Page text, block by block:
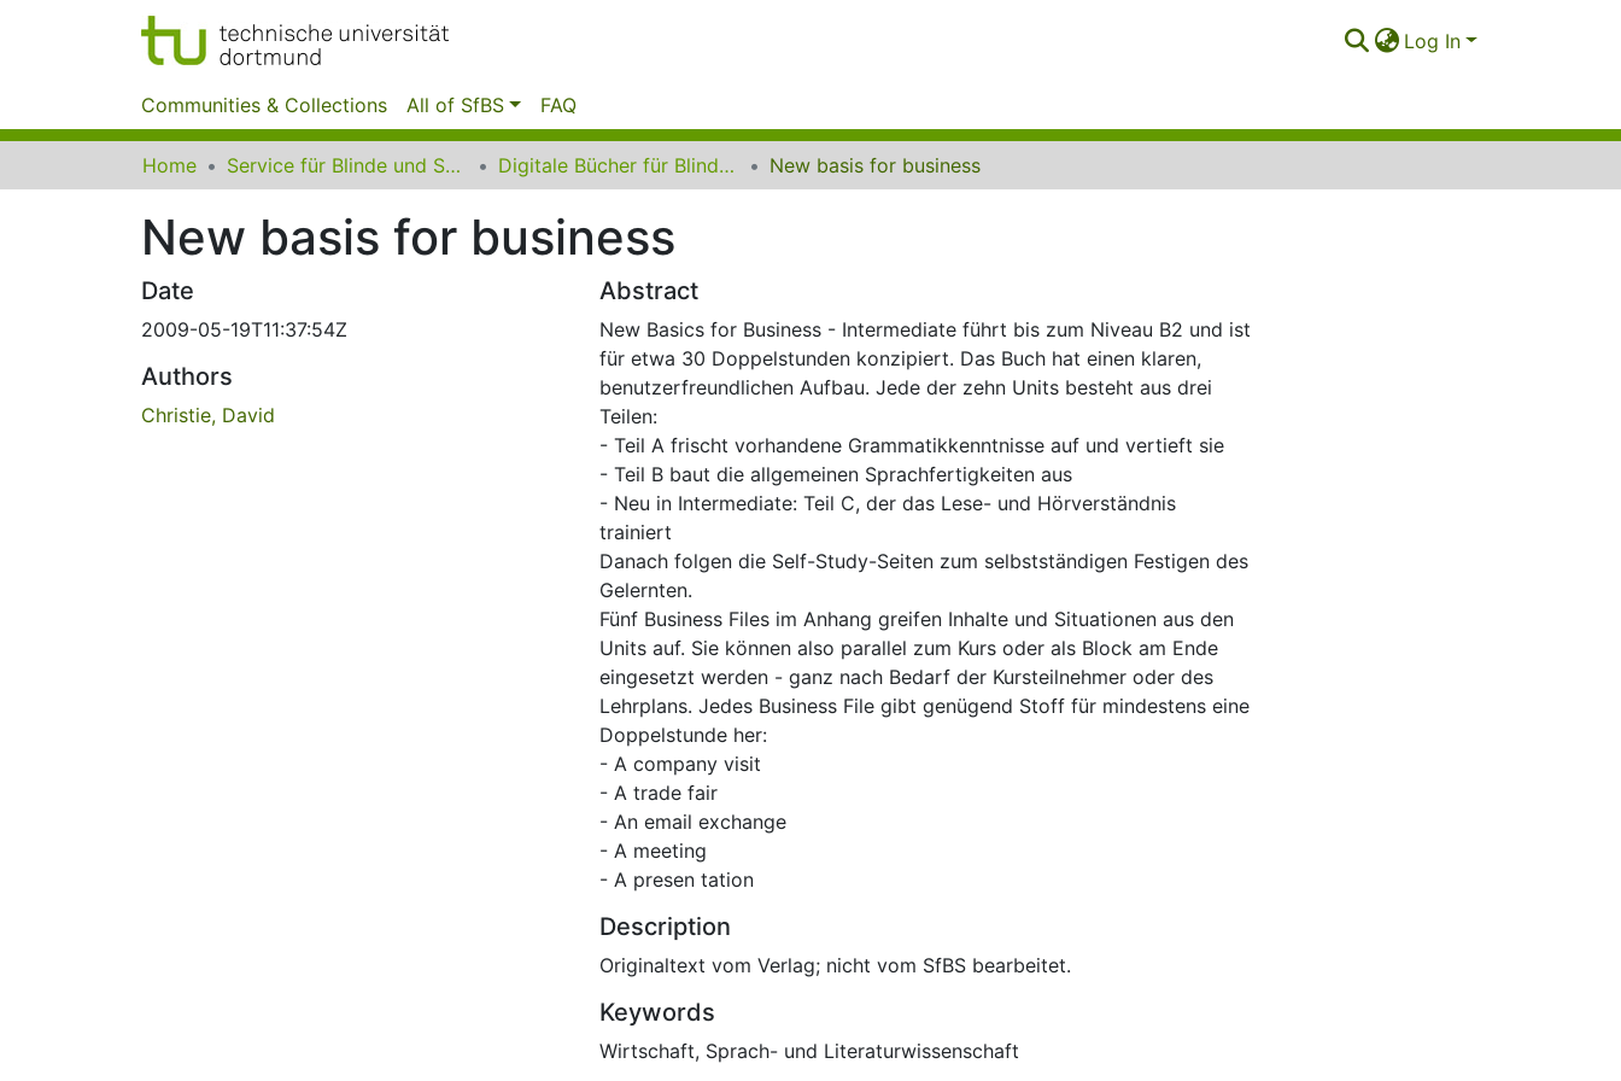
Log In
Communities & Collections All of SfBS FAQ
Home Service für Blinde und Sehbehinderte der UB Dortmund Digitale Bücher für Blinde und Sehbehinderte New basis for business
New basis for business
Date
2009-05-19T11:37:54Z
Authors
Christie, David
Abstract
New Basics for Business - Intermediate führt bis zum Niveau B2 und ist
für etwa 30 Doppelstunden konzipiert. Das Buch hat einen klaren,
benutzerfreundlichen Aufbau. Jede der zehn Units besteht aus drei
Teilen:
- Teil A frischt vorhandene Grammatikkenntnisse auf und vertieft sie
- Teil B baut die allgemeinen Sprachfertigkeiten aus
- Neu in Intermediate: Teil C, der das Lese- und Hörverständnis
trainiert
Danach folgen die Self-Study-Seiten zum selbstständigen Festigen des
Gelernten.
Fünf Business Files im Anhang greifen Inhalte und Situationen aus den
Units auf. Sie können also parallel zum Kurs oder als Block am Ende
eingesetzt werden - ganz nach Bedarf der Kursteilnehmer oder des
Lehrplans. Jedes Business File gibt genügend Stoff für mindestens eine
Doppelstunde her:
- A company visit
- A trade fair
- An email exchange
- A meeting
- A presen tation
Description
Originaltext vom Verlag; nicht vom SfBS bearbeitet.
Keywords
Wirtschaft, Sprach- und Literaturwissenschaft